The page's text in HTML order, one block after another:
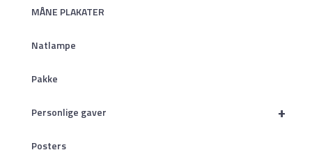
MÅNE PLAKATER
Natlampe
Pakke
+
Personlige gaver
Posters